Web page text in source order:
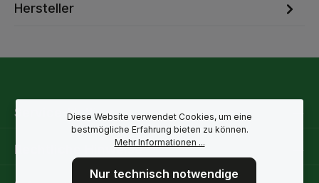
Hersteller
Service-Hotline
Rechtliche Hinweise
Diese Website verwendet Cookies, um eine
bestmögliche Erfahrung bieten zu können.
Mehr Informationen ...
Nur technisch notwendige